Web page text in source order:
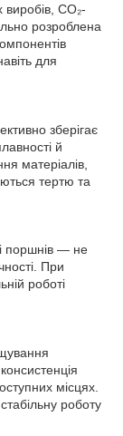
виробів, CO₂-
розроблена
для
зберігає
й
матеріалів,
тертю та
поршнів — не
При
роботі
місцях.
роботу